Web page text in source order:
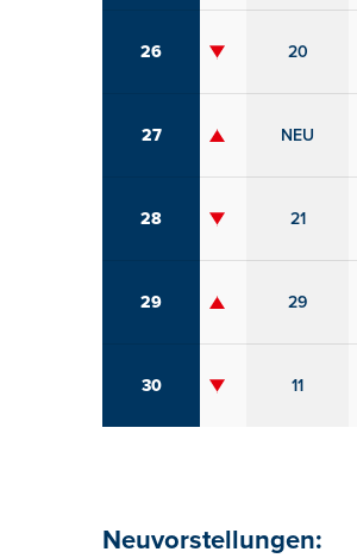
26 20
27 NEU
28 21
29 29
30 11
Neuvorstellungen: